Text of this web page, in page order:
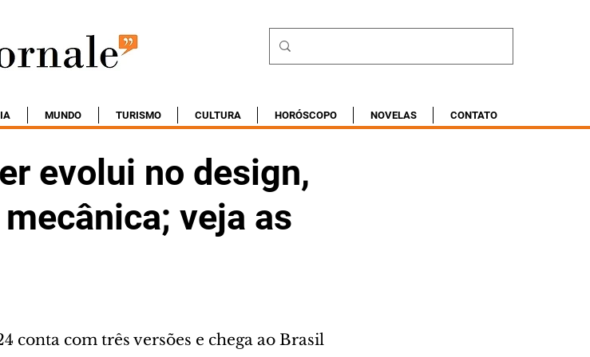
MUNDO TURISMO CULTURA HORÓSCOPO NOVELAS CONTATO
evolui no design,
veja as
conta com três versões e chega ao Brasil